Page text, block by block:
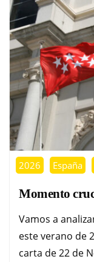
2026 España
Momento
Vamos a
este verano de
carta de 22 de